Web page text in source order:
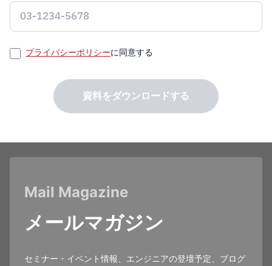
プライバシーポリシーに同意する
資料をダウンロードする
Mail Magazine
メールマガジン
セミナー・イベント情報、エンジニアの登壇予定、ブログ